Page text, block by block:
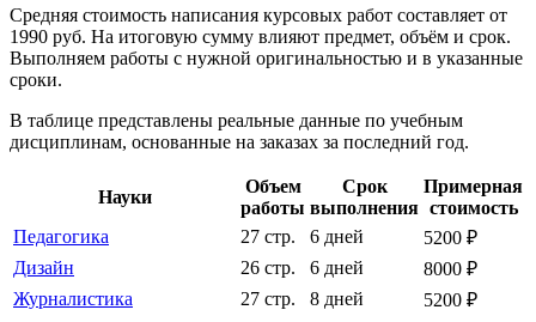
Средняя стоимость написания курсовых работ составляет от
1990 руб. На итоговую сумму влияют предмет, объём и срок.
Выполняем работы с нужной оригинальностью и в указанные
сроки.
В таблице представлены реальные данные по учебным
дисциплинам, основанные на заказах за последний год.
Науки
Объем
работы
Срок
выполнения
Примерная
стоимость
Педагогика
27 стр. 6 дней
5200 ₽
Дизайн
26 стр. 6 дней
8000 ₽
Журналистика
27 стр. 8 дней
5200 ₽